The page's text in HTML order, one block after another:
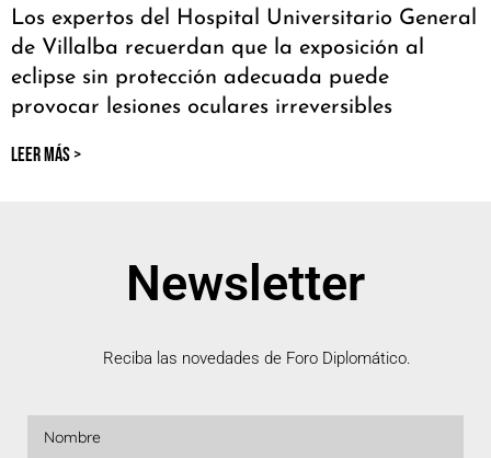
Los expertos del Hospital Universitario General
de Villalba recuerdan que la exposición al
eclipse sin protección adecuada puede
provocar lesiones oculares irreversibles
LEER MÁS >
Newsletter
Reciba las novedades de Foro Diplomático.